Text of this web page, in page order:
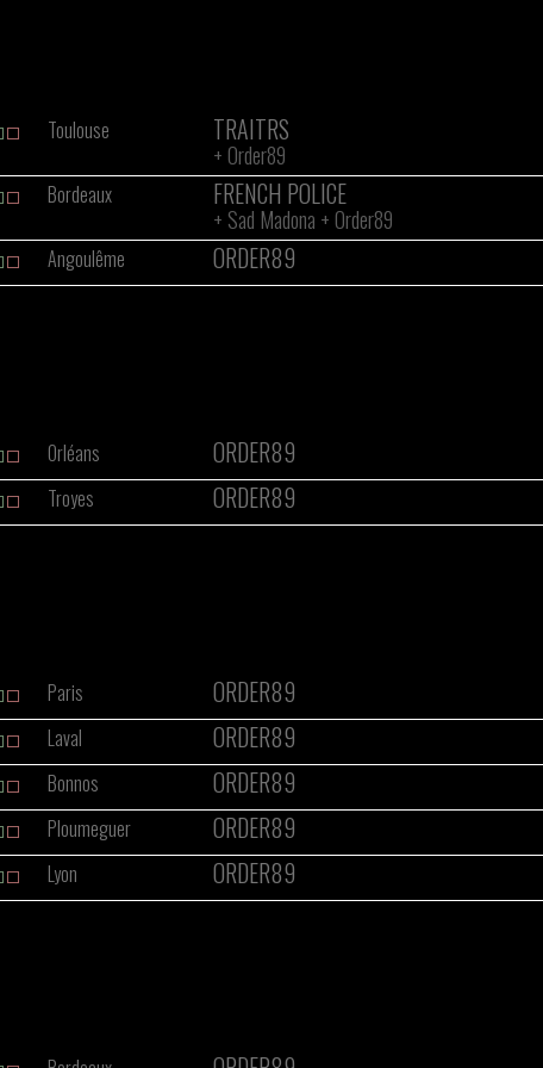
Toulouse TRAITRS
+ Order89
Bordeaux FRENCH POLICE
+ Sad Madona + Order89
Angoulême ORDER89
Orléans ORDER89
Troyes ORDER89
Paris ORDER89
Laval ORDER89
Bonnos ORDER89
Ploumeguer ORDER89
Lyon ORDER89